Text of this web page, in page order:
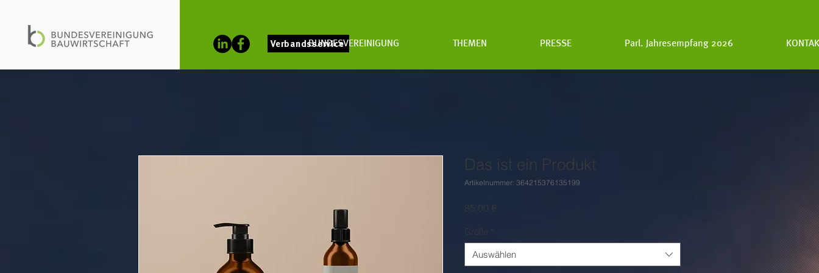
VerbandsserviceBUNDESVEREINIGUNG THEMEN PRESSE Parl. Jahresempfang 2026
Das ist ein Produkt
Artikelnummer: 364215376135199
85,00 €
Größe *
Auswählen